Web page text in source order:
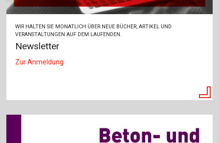
WIR HALTEN SIE MONATLICH ÜBER NEUE BÜCHER, ARTIKEL UND
VERANSTALTUNGEN AUF DEM LAUFENDEN.
Newsletter
Zur Anmeldung